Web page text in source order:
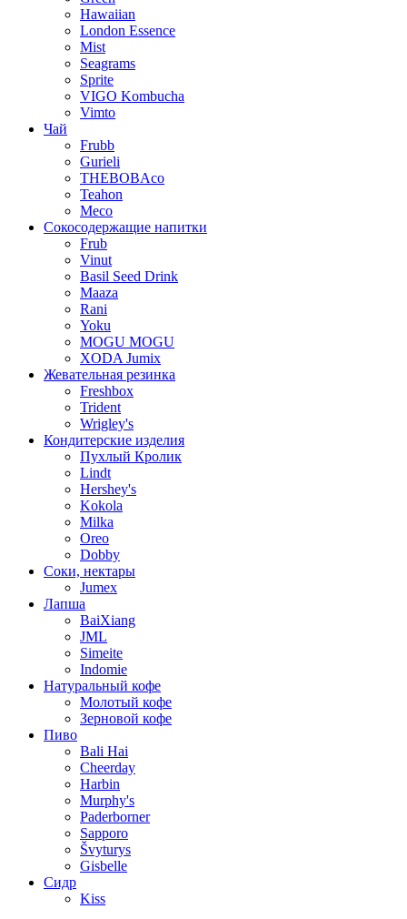
Hawaiian
London Essence
Mist
Seagrams
Sprite
VIGO Kombucha
Vimto
Чай
Frubb
Gurieli
THEBOBAco
Teahon
Meco
Сокосодержащие напитки
Frub
Vinut
Basil Seed Drink
Maaza
Rani
Yoku
MOGU MOGU
XODA Jumix
Жевательная резинка
Freshbox
Trident
Wrigley's
Кондитерские изделия
Пухлый Кролик
Lindt
Hershey's
Kokola
Milka
Oreo
Dobby
Соки, нектары
Jumex
Лапша
BaiXiang
JML
Simeite
Indomie
Натуральный кофе
Молотый кофе
Зерновой кофе
Пиво
Bali Hai
Cheerday
Harbin
Murphy's
Paderborner
Sapporo
Švyturys
Gisbelle
Сидр
Kiss